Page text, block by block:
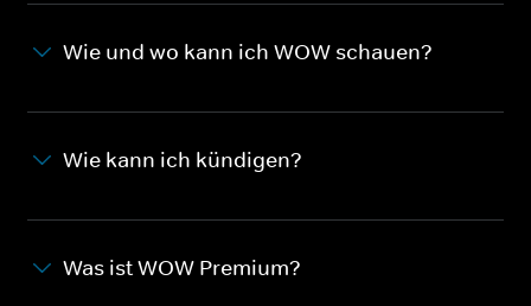
Wie und wo kann ich WOW schauen?
Wie kann ich kündigen?
Was ist WOW Premium?